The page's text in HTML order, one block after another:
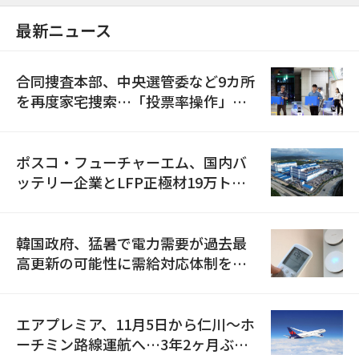
最新ニュース
合同捜査本部、中央選管委など9カ所
を再度家宅捜索…「投票率操作」の
ポスコ・フューチャーエム、国内バ
ッテリー企業とLFP正極材19万トン
韓国政府、猛暑で電力需要が過去最
高更新の可能性に需給対応体制を点
エアプレミア、11月5日から仁川〜ホ
ーチミン路線運航へ…3年2ヶ月ぶり